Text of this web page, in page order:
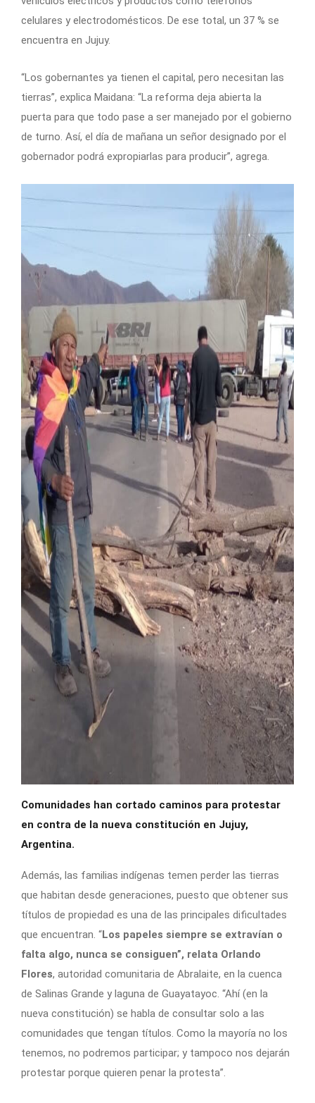
celulares y electrodomésticos. De ese total, un 37 % se
encuentra en Jujuy.
“Los gobernantes ya tienen el capital, pero necesitan las
tierras”, explica Maidana: “La reforma deja abierta la
puerta para que todo pase a ser manejado por el gobierno
de turno. Así, el día de mañana un señor designado por el
gobernador podrá expropiarlas para producir”, agrega.
Comunidades han cortado caminos para protestar
en contra de la nueva constitución en Jujuy,
Argentina.
Además, las familias indígenas temen perder las tierras
que habitan desde generaciones, puesto que obtener sus
títulos de propiedad es una de las principales dificultades
que encuentran. “Los papeles siempre se extravían o
falta algo, nunca se consiguen”, relata Orlando
Flores, autoridad comunitaria de Abralaite, en la cuenca
de Salinas Grande y laguna de Guayatayoc. “Ahí (en la
nueva constitución) se habla de consultar solo a las
comunidades que tengan títulos. Como la mayoría no los
tenemos, no podremos participar; y tampoco nos dejarán
protestar porque quieren penar la protesta”.